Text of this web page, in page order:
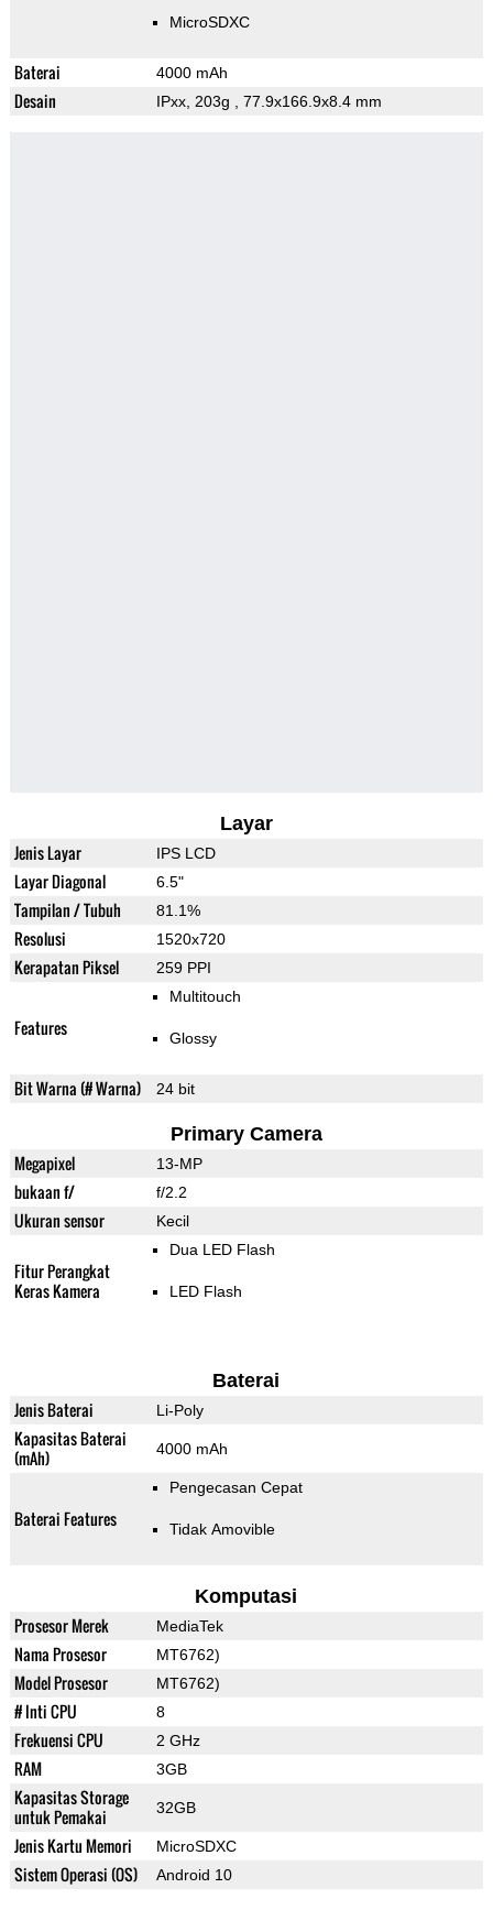
MicroSDXC
Baterai 4000 mAh
Desain IPxx, 203g , 77.9x166.9x8.4 mm
Layar
Jenis Layar IPS LCD
Layar Diagonal 6.5"
Tampilan / Tubuh 81.1%
Resolusi 1520x720
Kerapatan Piksel 259 PPI
Features
Multitouch
Glossy
Bit Warna (# Warna) 24 bit
Primary Camera
Megapixel 13-MP
bukaan f/ f/2.2
Ukuran sensor Kecil
Fitur Perangkat
Keras Kamera
Dua LED Flash
LED Flash
Baterai
Jenis Baterai Li-Poly
Kapasitas Baterai
(mAh)
4000 mAh
Baterai Features
Pengecasan Cepat
Tidak Amovible
Komputasi
Prosesor Merek MediaTek
Nama Prosesor MT6762)
Model Prosesor MT6762)
# Inti CPU 8
Frekuensi CPU 2 GHz
RAM 3GB
Kapasitas Storage
untuk Pemakai
32GB
Jenis Kartu Memori MicroSDXC
Sistem Operasi (OS) Android 10